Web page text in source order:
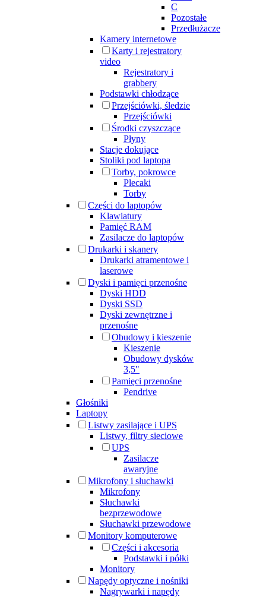
C
Pozostałe
Przedłużacze
Kamery internetowe
Karty i rejestratory
video
Rejestratory i
grabbery
Podstawki chłodzące
Przejściówki, śledzie
Przejściówki
Środki czyszczące
Płyny
Stacje dokujące
Stoliki pod laptopa
Torby, pokrowce
Plecaki
Torby
Części do laptopów
Klawiatury
Pamięć RAM
Zasilacze do laptopów
Drukarki i skanery
Drukarki atramentowe i
laserowe
Dyski i pamięci przenośne
Dyski HDD
Dyski SSD
Dyski zewnętrzne i
przenośne
Obudowy i kieszenie
Kieszenie
Obudowy dysków
3,5"
Pamięci przenośne
Pendrive
Głośniki
Laptopy
Listwy zasilające i UPS
Listwy, filtry sieciowe
UPS
Zasilacze
awaryjne
Mikrofony i słuchawki
Mikrofony
Słuchawki
bezprzewodowe
Słuchawki przewodowe
Monitory komputerowe
Części i akcesoria
Podstawki i półki
Monitory
Napędy optyczne i nośniki
Nagrywarki i napędy